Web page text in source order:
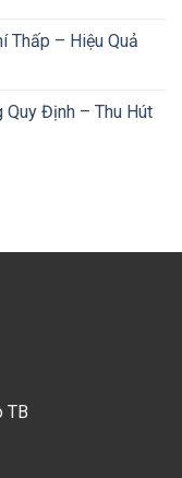
Thấp – Hiệu Quả
Định – Thu Hút
TB